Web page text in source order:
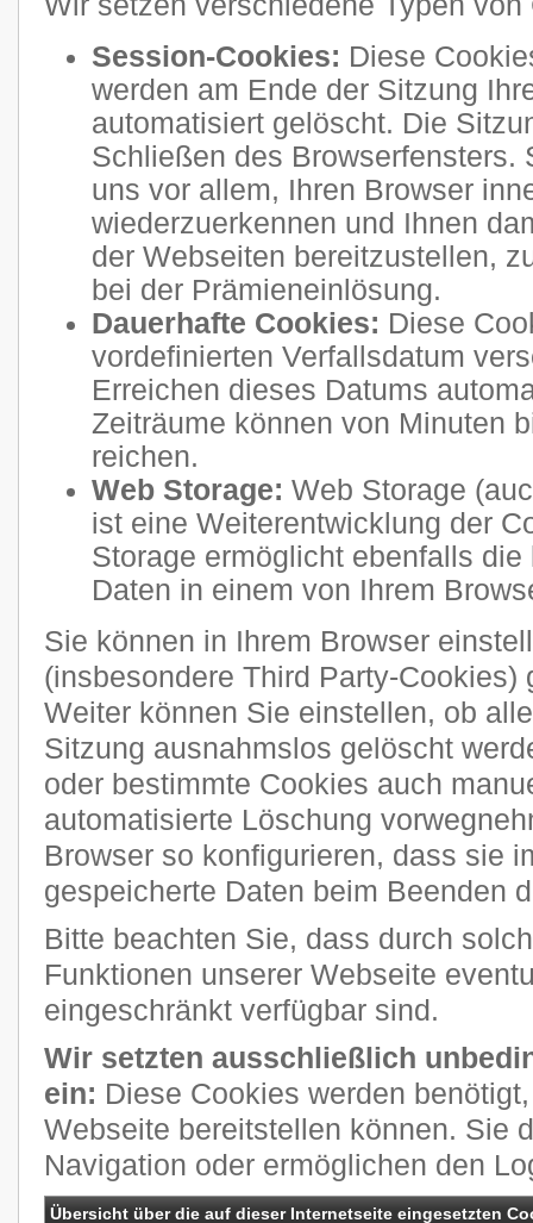
Session-Cookies: Diese
werden am Ende der Sitzung
automatisiert gelöscht. Die
Schließen des Browserfensters.
uns vor allem, Ihren Browser
wiederzuerkennen und Ihnen
der Webseiten bereitzustellen,
bei der Prämieneinlösung.
Dauerhafte Cookies: Diese
vordefinierten Verfallsdatum
Erreichen dieses Datums
Zeiträume können von Minuten
reichen.
Web Storage: Web Storage
ist eine Weiterentwicklung der
Storage ermöglicht ebenfalls
Daten in einem von Ihrem
Sie können in Ihrem Browser
(insbesondere Third Party-Cookies)
Weiter können Sie einstellen, ob
Sitzung ausnahmslos gelöscht
oder bestimmte Cookies auch
automatisierte Löschung
Browser so konfigurieren, dass sie
gespeicherte Daten beim Beenden
Bitte beachten Sie, dass durch
Funktionen unserer Webseite
eingeschränkt verfügbar sind.
Wir setzten ausschließlich
ein: Diese Cookies werden
Webseite bereitstellen können. Sie
Navigation oder ermöglichen den
Übersicht über die auf dieser Internetseite eingesetzten